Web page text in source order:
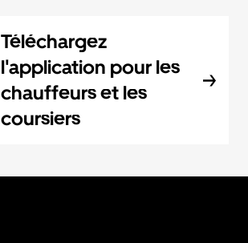
Téléchargez
l'application pour les
chauffeurs et les
coursiers